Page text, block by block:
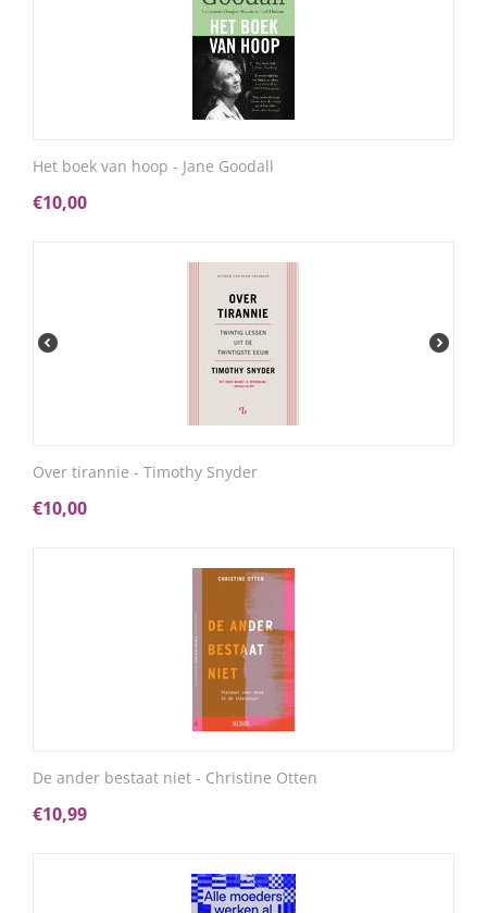
Het boek van hoop - Jane Goodall
€10,00
Over tirannie - Timothy Snyder
€10,00
De ander bestaat niet - Christine Otten
€10,99